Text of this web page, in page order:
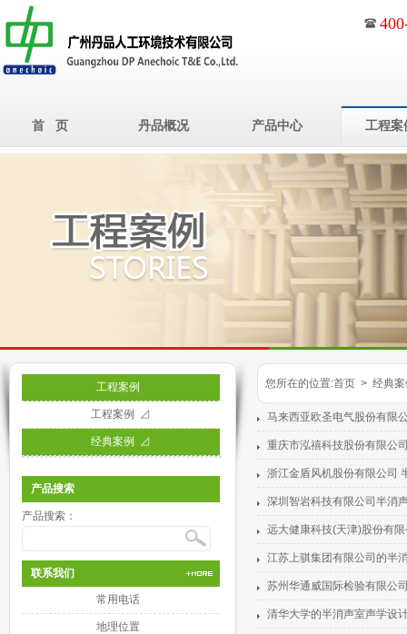
首 页 丹品概况 产品中心 工程案
工程案例
工程案例 ⊿
经典案例 ⊿
产品搜索
产品搜索：
联系我们
常用电话
地理位置
您所在的位置:首页 > 经典案
马来西亚欧圣电气股份有限
重庆市泓禧科技股份有限公
浙江金盾风机股份有限公司
深圳智岩科技有限公司半消
远大健康科技(天津)股份有
江苏上骐集团有限公司的半
苏州华通威国际检验有限公
清华大学的半消声室声学设